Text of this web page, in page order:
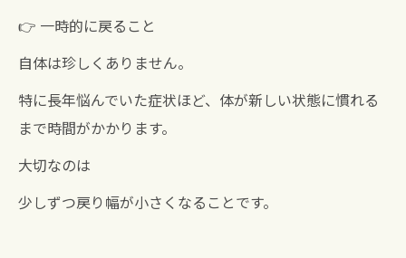
👉 一時的に戻ること
自体は珍しくありません。
特に長年悩んでいた症状ほど、体が新しい状態に慣れる
まで時間がかかります。
大切なのは
少しずつ戻り幅が小さくなることです。